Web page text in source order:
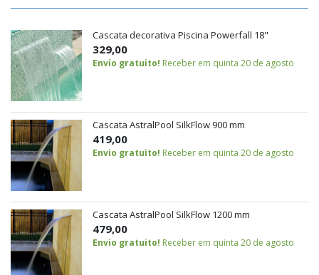
Cascata decorativa Piscina Powerfall 18"
329,00
Envio gratuito! Receber em quinta 20 de agosto
Cascata AstralPool SilkFlow 900 mm
419,00
Envio gratuito! Receber em quinta 20 de agosto
Cascata AstralPool SilkFlow 1200 mm
479,00
Envio gratuito! Receber em quinta 20 de agosto